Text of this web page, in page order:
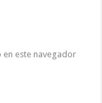
este navegador